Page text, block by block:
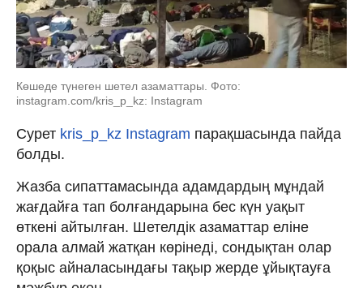
Көшеде түнеген шетел азаматтары. Фото:
instagram.com/kris_p_kz: Instagram
Сурет kris_p_kz Instagram парақшасында пайда
болды.
Жазба сипаттамасында адамдардың мұндай
жағдайға тап болғандарына бес күн уақыт
өткені айтылған. Шетелдік азаматтар еліне
орала алмай жатқан көрінеді, сондықтан олар
қоқыс айналасындағы тақыр жерде ұйықтауға